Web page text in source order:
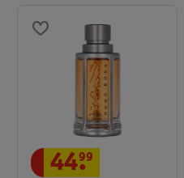
44.
99